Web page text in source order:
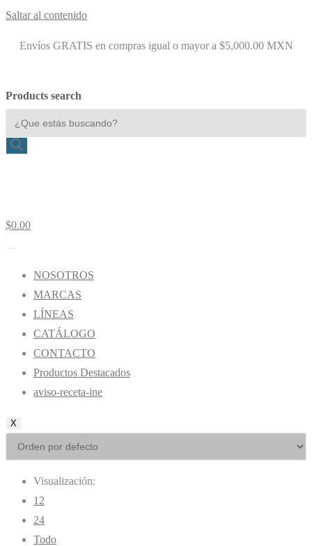
Saltar al contenido
Envíos GRATIS en compras igual o mayor a $5,000.00 MXN
Products search
$0.00
NOSOTROS
MARCAS
LÍNEAS
CATÁLOGO
CONTACTO
Productos Destacados
aviso-receta-ine
X
Visualización:
12
24
Todo